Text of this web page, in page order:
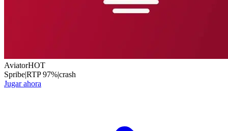
AviatorHOT
Spribe|RTP97%|crash
Jugar ahora